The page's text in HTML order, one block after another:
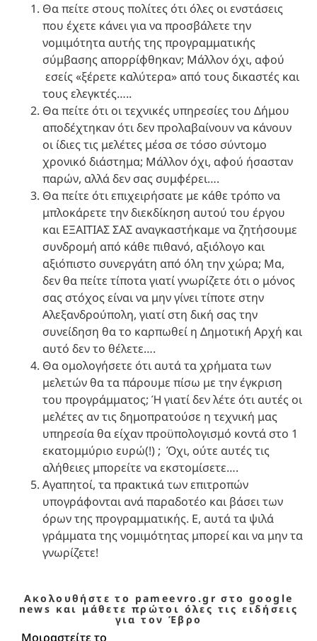
Θα πείτε στους πολίτες ότι όλες οι ενστάσεις
που έχετε κάνει για να προσβάλετε την
νομιμότητα αυτής της προγραμματικής
σύμβασης απορρίφθηκαν; Μάλλον όχι, αφού
εσείς «ξέρετε καλύτερα» από τους δικαστές και
τους ελεγκτές…..
Θα πείτε ότι οι τεχνικές υπηρεσίες του Δήμου
αποδέχτηκαν ότι δεν προλαβαίνουν να κάνουν
οι ίδιες τις μελέτες μέσα σε τόσο σύντομο
χρονικό διάστημα; Μάλλον όχι, αφού ήσασταν
παρών, αλλά δεν σας συμφέρει….
Θα πείτε ότι επιχειρήσατε με κάθε τρόπο να
μπλοκάρετε την διεκδίκηση αυτού του έργου
και ΕΞΑΙΤΙΑΣ ΣΑΣ αναγκαστήκαμε να ζητήσουμε
συνδρομή από κάθε πιθανό, αξιόλογο και
αξιόπιστο συνεργάτη από όλη την χώρα; Μα,
δεν θα πείτε τίποτα γιατί γνωρίζετε ότι ο μόνος
σας στόχος είναι να μην γίνει τίποτε στην
Αλεξανδρούπολη, γιατί στη δική σας την
συνείδηση θα το καρπωθεί η Δημοτική Αρχή και
αυτό δεν το θέλετε….
Θα ομολογήσετε ότι αυτά τα χρήματα των
μελετών θα τα πάρουμε πίσω με την έγκριση
του προγράμματος; Ή γιατί δεν λέτε ότι αυτές οι
μελέτες αν τις δημοπρατούσε η τεχνική μας
υπηρεσία θα είχαν προϋπολογισμό κοντά στο 1
εκατομμύριο ευρώ(!) ; Όχι, ούτε αυτές τις
αλήθειες μπορείτε να εκστομίσετε….
Αγαπητοί, τα πρακτικά των επιτροπών
υπογράφονται ανά παραδοτέο και βάσει των
όρων της προγραμματικής. Ε, αυτά τα ψιλά
γράμματα της νομιμότητας μπορεί και να μην τα
γνωρίζετε!
Ακολουθήστε το pameevro.gr στο google
news και μάθετε πρώτοι όλες τις ειδήσεις
για τον Έβρο
Μοιραστείτε το